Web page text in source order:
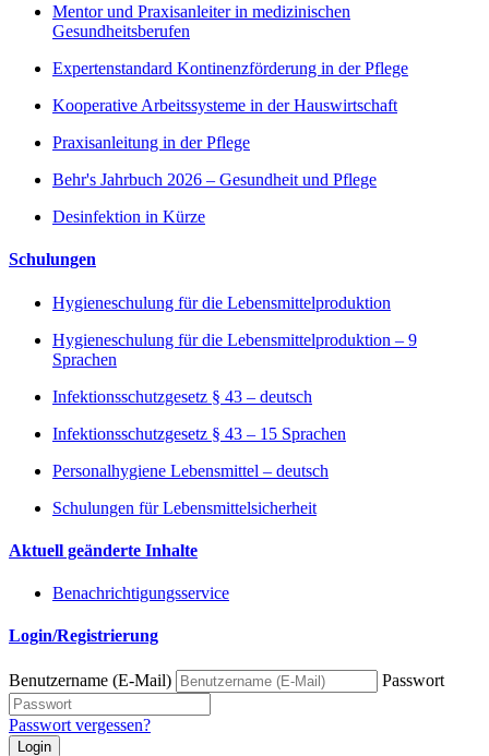
Mentor und Praxisanleiter in medizinischen
Gesundheitsberufen
Expertenstandard Kontinenzförderung in der Pflege
Kooperative Arbeitssysteme in der Hauswirtschaft
Praxisanleitung in der Pflege
Behr's Jahrbuch 2026 – Gesundheit und Pflege
Desinfektion in Kürze
Schulungen
Hygieneschulung für die Lebensmittelproduktion
Hygieneschulung für die Lebensmittelproduktion – 9
Sprachen
Infektionsschutzgesetz § 43 – deutsch
Infektionsschutzgesetz § 43 – 15 Sprachen
Personalhygiene Lebensmittel – deutsch
Schulungen für Lebensmittelsicherheit
Aktuell geänderte Inhalte
Benachrichtigungsservice
Login/Registrierung
Benutzername (E-Mail) Passwort
Passwort vergessen?
Login